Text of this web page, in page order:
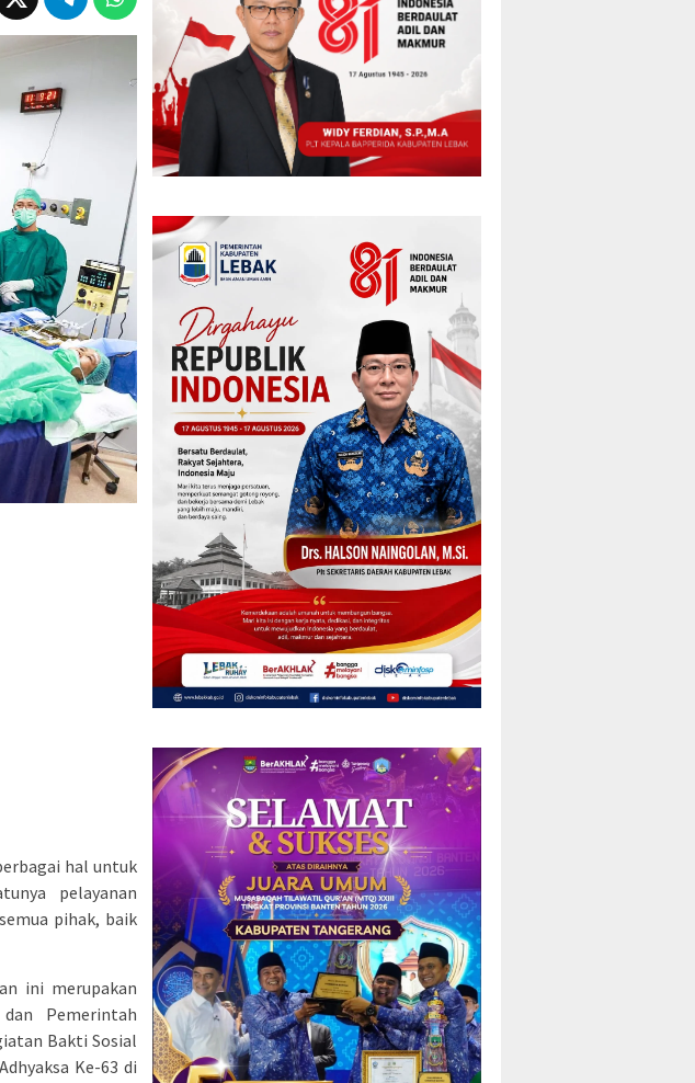
hal untuk
pelayanan
pihak, baik
ini merupakan
Pemerintah
Bakti Sosial
Ke-63 di